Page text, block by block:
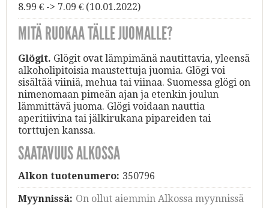
8.99 € -> 7.09 € (10.01.2022)
MITÄ RUOKAA TÄLLE JUOMALLE?
Glögit. Glögit ovat lämpimänä nautittavia, yleensä
alkoholipitoisia maustettuja juomia. Glögi voi
sisältää viiniä, mehua tai viinaa. Suomessa glögi on
nimenomaan pimeän ajan ja etenkin joulun
lämmittävä juoma. Glögi voidaan nauttia
aperitiivina tai jälkirukana pipareiden tai
torttujen kanssa.
SAATAVUUS ALKOSSA
Alkon tuotenumero: 350796
Myynnissä: On ollut aiemmin Alkossa myynnissä